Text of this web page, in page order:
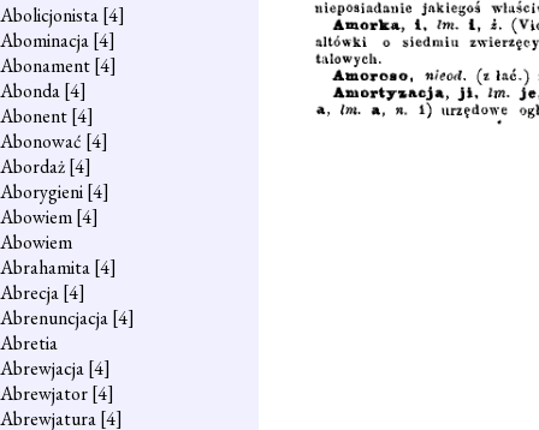
Abolicjonista[4]
Abominacja[4]
Abonament[4]
Abonda[4]
Abonent[4]
Abonować [4]
Abordaż[4]
Aborygieni[4]
Abowiem[4]
Abowiem
Abrahamita[4]
Abrecja[4]
Abrenuncjacja[4]
Abretia
Abrewjacja[4]
Abrewjator[4]
Abrewjatura[4]